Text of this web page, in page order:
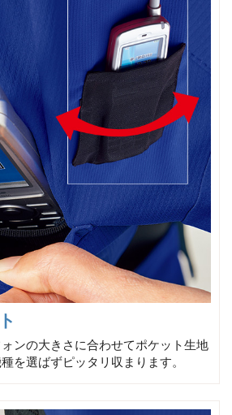
ンの大きさに合わせてポケット生地
を選ばずピッタリ収まります。